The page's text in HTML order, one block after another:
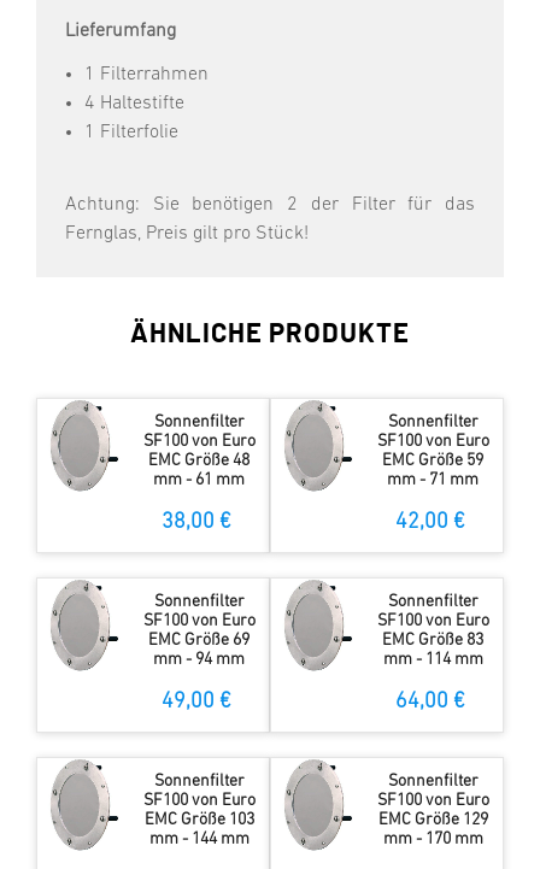
Lieferumfang
1 Filterrahmen
4 Haltestifte
1 Filterfolie
Achtung: Sie benötigen 2 der Filter für das
Fernglas, Preis gilt pro Stück!
ÄHNLICHE PRODUKTE
Sonnenfilter
SF100 von Euro
EMC Größe 48
mm - 61 mm
38,00 €
Sonnenfilter
SF100 von Euro
EMC Größe 59
mm - 71 mm
42,00 €
Sonnenfilter
SF100 von Euro
EMC Größe 69
mm - 94 mm
49,00 €
Sonnenfilter
SF100 von Euro
EMC Größe 83
mm - 114 mm
64,00 €
Sonnenfilter
SF100 von Euro
EMC Größe 103
mm - 144 mm
Sonnenfilter
SF100 von Euro
EMC Größe 129
mm - 170 mm